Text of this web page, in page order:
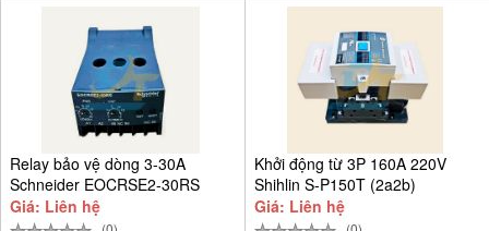
Relay bảo vệ dòng 3-30A
Schneider EOCRSE2-30RS
Giá: Liên hệ
Khởi động từ 3P 160A 220V
Shihlin S-P150T (2a2b)
Giá: Liên hệ